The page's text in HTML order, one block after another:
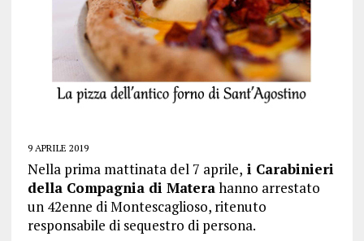
9 APRILE 2019
Nella prima mattinata del 7 aprile, i Carabinieri
della Compagnia di Materahanno arrestato
un 42enne di Montescaglioso, ritenuto
responsabile di sequestro di persona.